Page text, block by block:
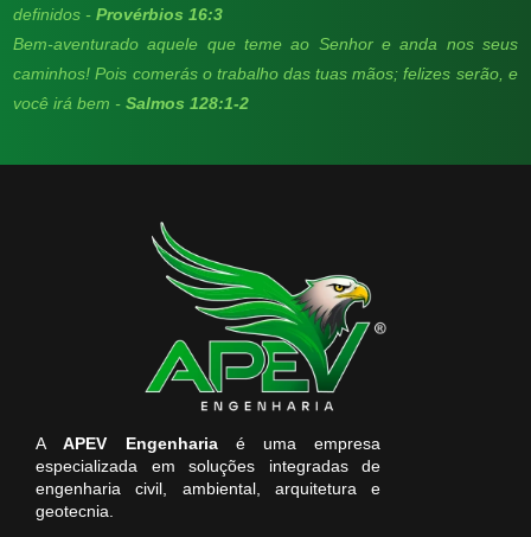
definidos -Provérbios 16:3
Bem-aventurado aquele que teme ao Senhor e anda nos seus
caminhos! Pois comerás o trabalho das tuas mãos; felizes serão, e
você irá bem -Salmos 128:1-2
AAPEV Engenhariaé uma empresa
especializada em soluções integradas de
engenharia civil, ambiental, arquitetura e
geotecnia.